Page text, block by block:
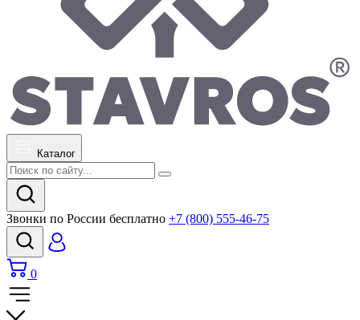
Каталог
Звонки по России бесплатно +7 (800) 555-46-75
0